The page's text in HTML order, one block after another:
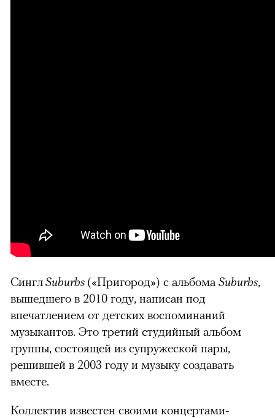
СинглSuburbs («Пригород») с альбома Suburbs,
вышедшего в 2010 году, написан под
впечатлением от детских воспоминаний
музыкантов. Это третий студийный альбом
группы, состоящей из супружеской пары,
решившей в 2003 году и музыку создавать
вместе.
Коллектив известен своими концертами-